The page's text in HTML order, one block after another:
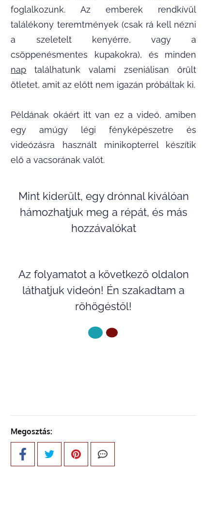
foglalkozunk. Az emberek rendkívül
találékony teremtmények (csak rá kell nézni
a szeletelt kenyérre, vagy a
csöppenésmentes kupakokra), és minden
nap találhatunk valami zseniálisan őrült
ötletet, amit az előtt nem igazán próbáltak ki.
Példának okáért itt van ez a videó, amiben
egy amúgy légi fényképészetre és
videózásra használt minikopterrel készítik
elő a vacsorának valót.
Mint kiderült, egy drónnal kiválóan
hámozhatjuk meg a répát, és más
hozzávalókat
Az folyamatot a következő oldalon
láthatjuk videón! Én szakadtam a
röhögéstől!
Megosztás: